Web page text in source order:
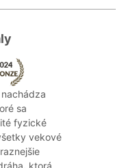
sa
fyzické
vekové
ktorá